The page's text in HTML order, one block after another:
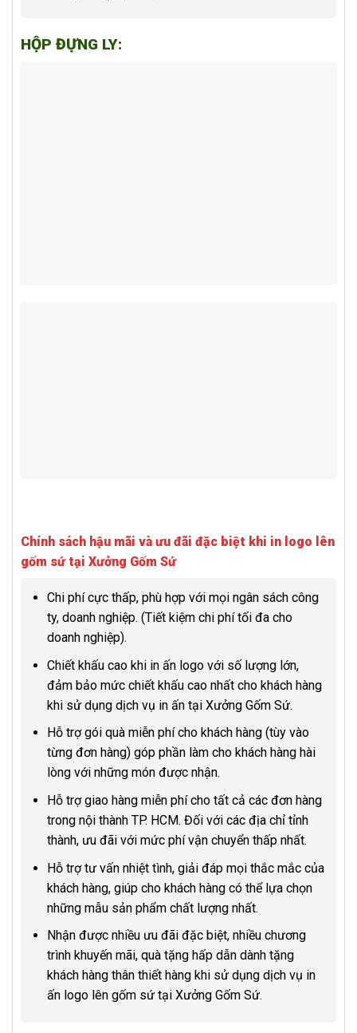
HỘP ĐỰNG LY:
Chính sách hậu mãi và ưu đãi đặc biệt khi in logo lên
gốm sứ tại Xưởng Gốm Sứ
Chi phí cực thấp, phù hợp với mọi ngân sách công
ty, doanh nghiệp. (Tiết kiệm chi phí tối đa cho
doanh nghiệp).
Chiết khấu cao khi in ấn logo với số lượng lớn,
đảm bảo mức chiết khấu cao nhất cho khách hàng
khi sử dụng dịch vụ in ấn tại Xưởng Gốm Sứ.
Hỗ trợ gói quà miễn phí cho khách hàng (tùy vào
từng đơn hàng) góp phần làm cho khách hàng hài
lòng với những món được nhận.
Hỗ trợ giao hàng miễn phí cho tất cả các đơn hàng
trong nội thành TP. HCM. Đối với các địa chỉ tỉnh
thành, ưu đãi với mức phí vận chuyển thấp nhất.
Hỗ trợ tư vấn nhiệt tình, giải đáp mọi thắc mắc của
khách hàng, giúp cho khách hàng có thể lựa chọn
những mẫu sản phẩm chất lượng nhất.
Nhận được nhiều ưu đãi đặc biệt, nhiều chương
trình khuyến mãi, quà tặng hấp dẫn dành tặng
khách hàng thân thiết hàng khi sử dụng dịch vụ in
ấn logo lên gốm sứ tại Xưởng Gốm Sứ.